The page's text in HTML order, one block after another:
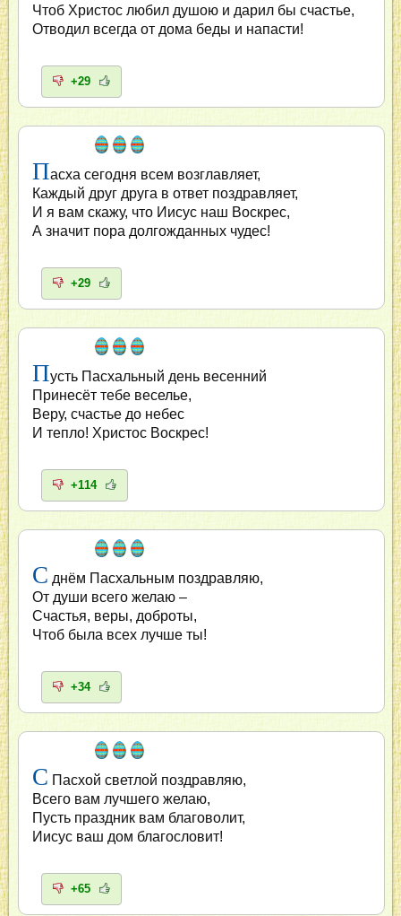
Чтоб Христос любил душою и дарил бы счастье,
Отводил всегда от дома беды и напасти!
+29
Пасха сегодня всем возглавляет,
Каждый друг друга в ответ поздравляет,
И я вам скажу, что Иисус наш Воскрес,
А значит пора долгожданных чудес!
+29
Пусть Пасхальный день весенний
Принесёт тебе веселье,
Веру, счастье до небес
И тепло! Христос Воскрес!
+114
С днём Пасхальным поздравляю,
От души всего желаю –
Счастья, веры, доброты,
Чтоб была всех лучше ты!
+34
С Пасхой светлой поздравляю,
Всего вам лучшего желаю,
Пусть праздник вам благоволит,
Иисус ваш дом благословит!
+65